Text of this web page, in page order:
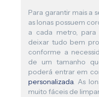
Para garantir mais a
as lonas possuem
a cada metro,
deixar tudo bem
conforme a
de um tamanho
poderá entrar em
personalizada. As
muito fáceis de